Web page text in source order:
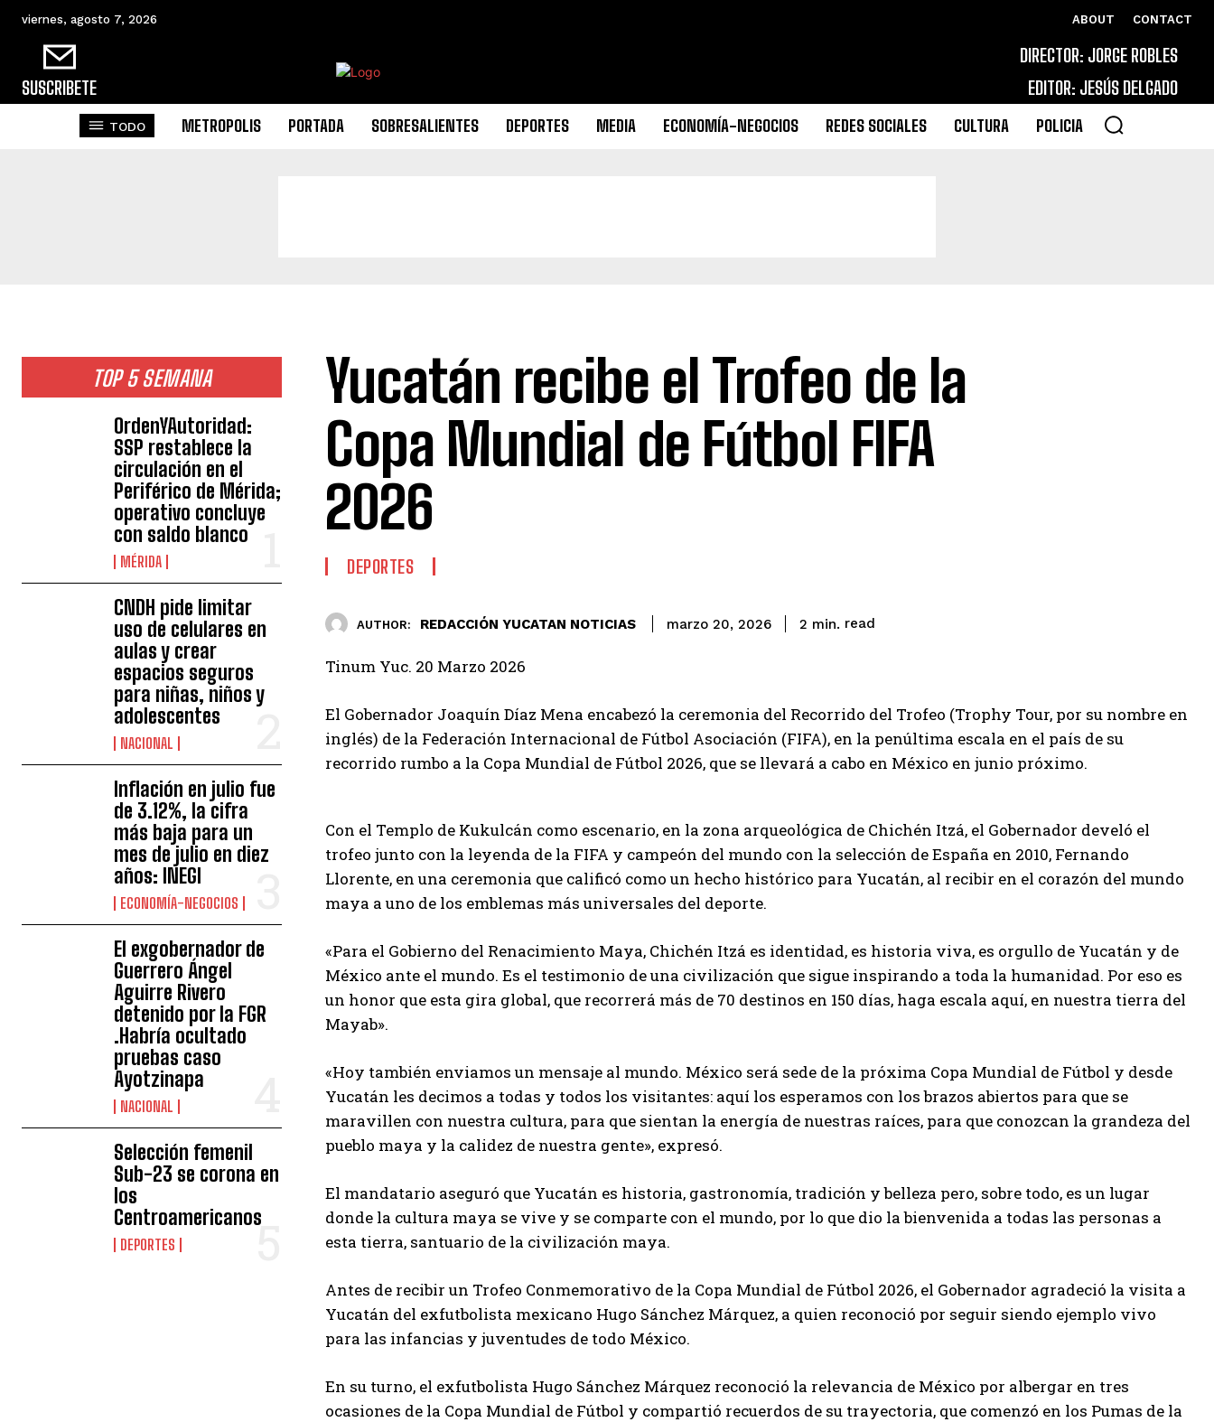
viernes, agosto 7, 2026 ABOUT CONTACT
SUSCRIBETE
DIRECTOR: JORGE ROBLES
EDITOR: JESÚS DELGADO
TODO METROPOLIS PORTADA SOBRESALIENTES DEPORTES MEDIA ECONOMÍA-NEGOCIOS REDES SOCIALES CULTURA POLICIA
TOP 5 SEMANA
OrdenYAutoridad:
SSP restablece la
circulación en el
Periférico de Mérida;
operativo concluye
con saldo blanco
MÉRIDA
CNDH pide limitar
uso de celulares en
aulas y crear
espacios seguros
para niñas, niños y
adolescentes
NACIONAL
Inflación en julio fue
de 3.12%, la cifra
más baja para un
mes de julio en diez
años: INEGI
ECONOMÍA-NEGOCIOS
El exgobernador de
Guerrero Ángel
Aguirre Rivero
detenido por la FGR
.Habría ocultado
pruebas caso
Ayotzinapa
NACIONAL
Selección femenil
Sub-23 se corona en
los
Centroamericanos
DEPORTES
Yucatán recibe el Trofeo de la
Copa Mundial de Fútbol FIFA
2026
DEPORTES
AUTHOR: REDACCIÓN YUCATAN NOTICIAS marzo 20, 2026 2 min. read
Tinum Yuc. 20 Marzo 2026
El Gobernador Joaquín Díaz Mena encabezó la ceremonia del Recorrido del Trofeo (Trophy Tour, por su nombre en
inglés) de la Federación Internacional de Fútbol Asociación (FIFA), en la penúltima escala en el país de su
recorrido rumbo a la Copa Mundial de Fútbol 2026, que se llevará a cabo en México en junio próximo.
Con el Templo de Kukulcán como escenario, en la zona arqueológica de Chichén Itzá, el Gobernador develó el
trofeo junto con la leyenda de la FIFA y campeón del mundo con la selección de España en 2010, Fernando
Llorente, en una ceremonia que calificó como un hecho histórico para Yucatán, al recibir en el corazón del mundo
maya a uno de los emblemas más universales del deporte.
«Para el Gobierno del Renacimiento Maya, Chichén Itzá es identidad, es historia viva, es orgullo de Yucatán y de
México ante el mundo. Es el testimonio de una civilización que sigue inspirando a toda la humanidad. Por eso es
un honor que esta gira global, que recorrerá más de 70 destinos en 150 días, haga escala aquí, en nuestra tierra del
Mayab».
«Hoy también enviamos un mensaje al mundo. México será sede de la próxima Copa Mundial de Fútbol y desde
Yucatán les decimos a todas y todos los visitantes: aquí los esperamos con los brazos abiertos para que se
maravillen con nuestra cultura, para que sientan la energía de nuestras raíces, para que conozcan la grandeza del
pueblo maya y la calidez de nuestra gente», expresó.
El mandatario aseguró que Yucatán es historia, gastronomía, tradición y belleza pero, sobre todo, es un lugar
donde la cultura maya se vive y se comparte con el mundo, por lo que dio la bienvenida a todas las personas a
esta tierra, santuario de la civilización maya.
Antes de recibir un Trofeo Conmemorativo de la Copa Mundial de Fútbol 2026, el Gobernador agradeció la visita a
Yucatán del exfutbolista mexicano Hugo Sánchez Márquez, a quien reconoció por seguir siendo ejemplo vivo
para las infancias y juventudes de todo México.
En su turno, el exfutbolista Hugo Sánchez Márquez reconoció la relevancia de México por albergar en tres
ocasiones de la Copa Mundial de Fútbol y compartió recuerdos de su trayectoria, que comenzó en los Pumas de la